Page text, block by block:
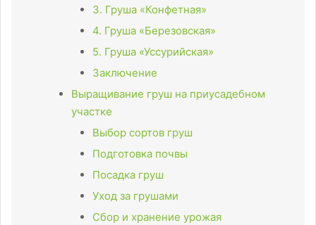
3. Груша «Конфетная»
4. Груша «Березовская»
5. Груша «Уссурийская»
Заключение
Выращивание груш на приусадебном
участке
Выбор сортов груш
Подготовка почвы
Посадка груш
Уход за грушами
Сбор и хранение урожая